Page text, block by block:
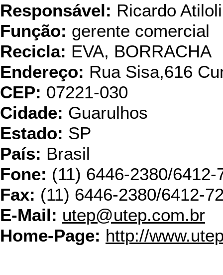
Responsável: Ricardo Atiloli
Função: gerente comercial
Recicla: EVA, BORRACHA
Endereço: Rua Sisa,616
CEP: 07221-030
Cidade: Guarulhos
Estado: SP
País: Brasil
Fone: (11) 6446-2380/6412-
Fax: (11) 6446-2380/6412-
E-Mail: utep@utep.com.br
Home-Page: http://